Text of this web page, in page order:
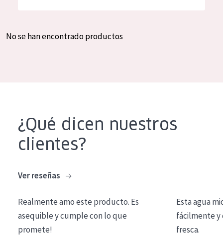
Crema de día
Crema de noche
Limpieza
COLECCIÓN
Spanish
No se han encontrado productos
¿Qué dicen nuestros
clientes?
Ver reseñas
Realmente amo este producto. Es
asequible y cumple con lo que
promete!
Esta agua
fácilmente y
fresca.